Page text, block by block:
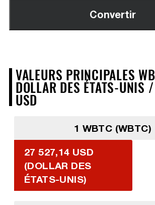
VALEURS PRINCIPALES
DOLLAR DES ÉTATS-UNIS
USD
1 WBTC (WBTC)
27 527,14 USD
(DOLLAR DES
ÉTATS-UNIS)